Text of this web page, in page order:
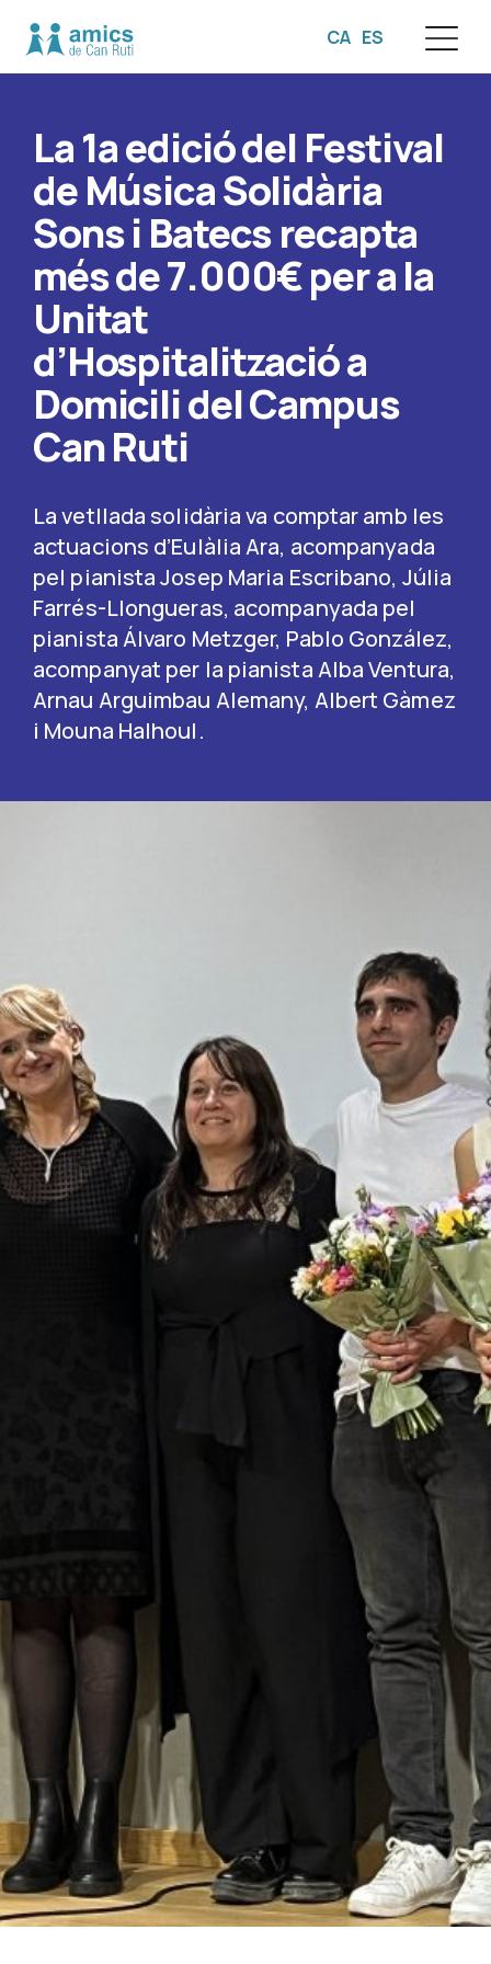
CA ES
La 1a edició del Festival
de Música Solidària
Sons i Batecs recapta
més de 7.000€ per a la
Unitat
d’Hospitalització a
Domicili del Campus
Can Ruti
La vetllada solidària va comptar amb les
actuacions d’Eulàlia Ara, acompanyada
pel pianista Josep Maria Escribano, Júlia
Farrés-Llongueras, acompanyada pel
pianista Álvaro Metzger, Pablo González,
acompanyat per la pianista Alba Ventura,
Arnau Arguimbau Alemany, Albert Gàmez
i Mouna Halhoul.